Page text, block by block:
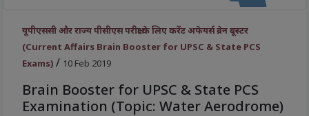
यूपीएससी और राज्य पीसीएस परीक्षा के लिए करेंट अफेयर्स ब्रेन बूस्टर
(Current Affairs Brain Booster for UPSC & State PCS
Exams) / 10 Feb 2019
Brain Booster for UPSC & State PCS
Examination (Topic: Water Aerodrome)